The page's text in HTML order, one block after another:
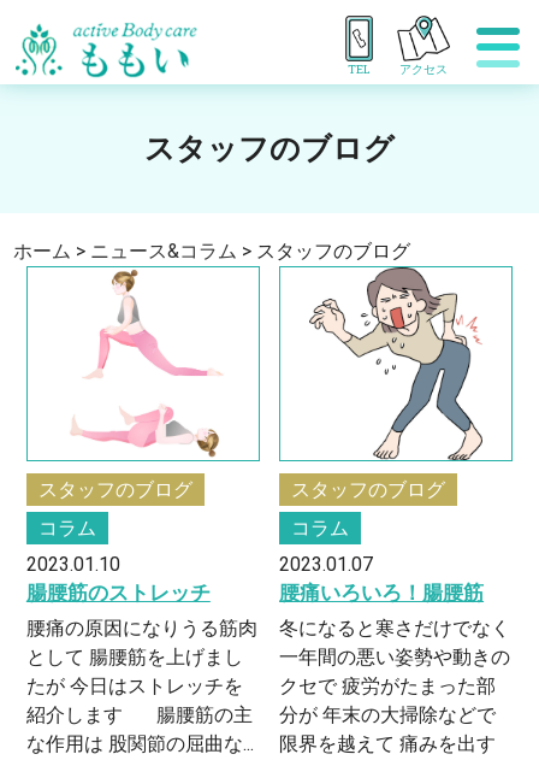
TEL アクセス
スタッフのブログ
ホーム > ニュース&コラム > スタッフのブログ
スタッフのブログ
コラム
2023.01.10
腸腰筋のストレッチ
腰痛の原因になりうる筋肉
として 腸腰筋を上げまし
たが 今日はストレッチを
紹介します 腸腰筋の主
な作用は 股関節の屈曲な...
スタッフのブログ
コラム
2023.01.07
腰痛いろいろ！腸腰筋
冬になると寒さだけでなく
一年間の悪い姿勢や動きの
クセで 疲労がたまった部
分が 年末の大掃除などで
限界を越えて 痛みを出す